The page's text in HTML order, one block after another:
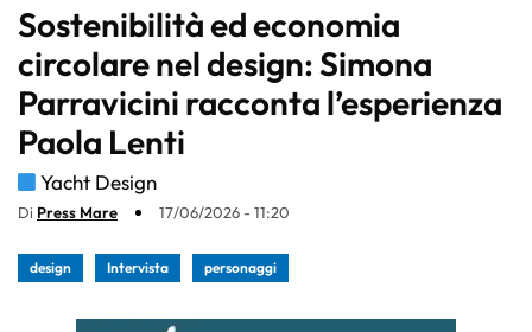
Sostenibilità ed economia
circolare nel design: Simona
Parravicini racconta l’esperienza
Paola Lenti
Yacht Design
Di Press Mare 17/06/2026 - 11:20
design Intervista personaggi